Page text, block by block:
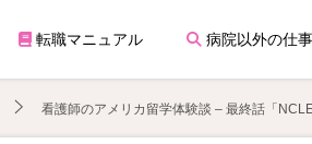
転職マニュアル 病院以外の仕事
看護師のアメリカ留学体験談 – 最終話「